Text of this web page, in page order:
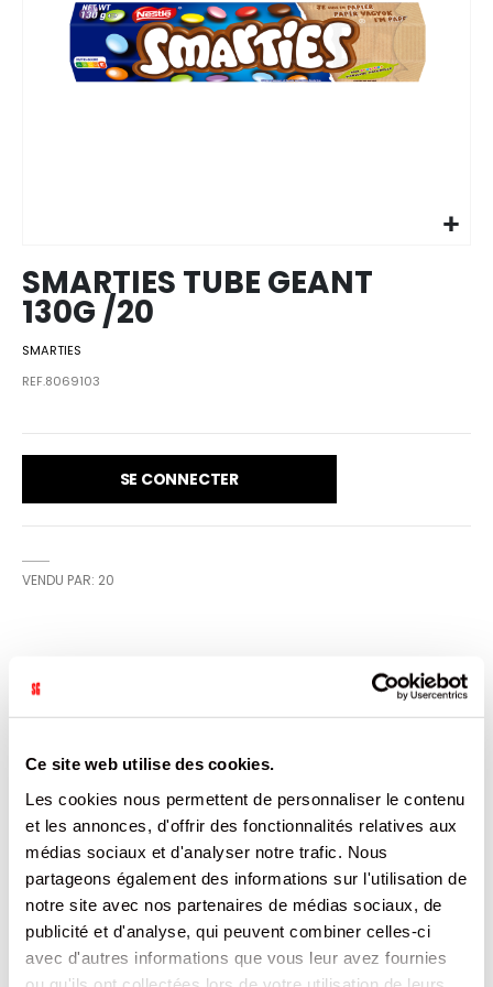
Ce site web utilise des cookies.
Les cookies nous permettent de personnaliser le contenu
et les annonces, d'offrir des fonctionnalités relatives aux
médias sociaux et d'analyser notre trafic. Nous
partageons également des informations sur l'utilisation de
notre site avec nos partenaires de médias sociaux, de
publicité et d'analyse, qui peuvent combiner celles-ci
avec d'autres informations que vous leur avez fournies
images
gallery
SMARTIES TUBE GEANT
130G /20
SMARTIES
REF.8069103
SE CONNECTER
VENDU PAR: 20
multicolores au bon goût de chocolat pour faire plaisir à
vos enfants comme à toute la famille ! Composés de
chocolat au pur beurre de cacao, ces petites billes
craquantes contiennent jusqu'à 65% de chocolat au lait
et se présentent sous huit couleurs différentes. Les
couleurs de SMARTIES® sont d'origine naturelle et
proviennent d'un mélange de concentrés de fruits et de
plantes. Existe en plusieurs formats.
CARACTÉRISTIQUES
DOCUMENTATION